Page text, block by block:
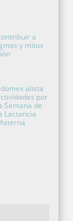
a
y mitos
alista
por
Semana de
Lactancia